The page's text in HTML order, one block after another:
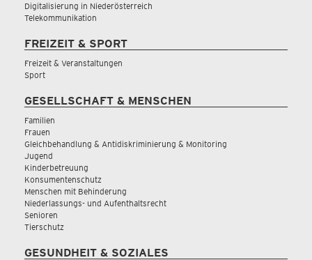
Digitalisierung in Niederösterreich
Telekommunikation
FREIZEIT & SPORT
Freizeit & Veranstaltungen
Sport
GESELLSCHAFT & MENSCHEN
Familien
Frauen
Gleichbehandlung & Antidiskriminierung & Monitoring
Jugend
Kinderbetreuung
Konsumentenschutz
Menschen mit Behinderung
Niederlassungs- und Aufenthaltsrecht
Senioren
Tierschutz
GESUNDHEIT & SOZIALES